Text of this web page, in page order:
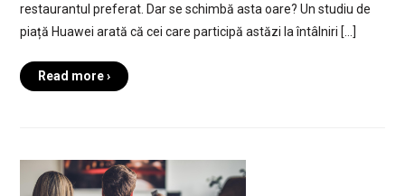
restaurantul preferat. Dar se schimbă asta oare? Un studiu de
piață Huawei arată că cei care participă astăzi la întâlniri […]
Read more ›